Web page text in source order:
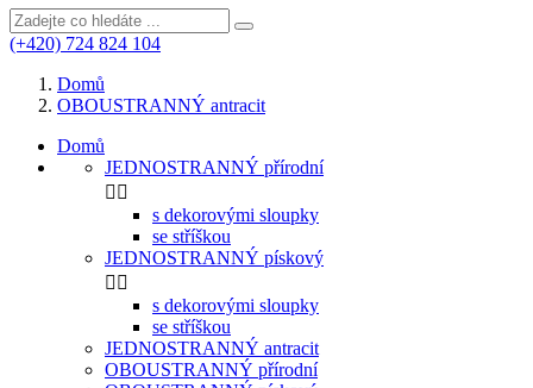
(+420) 724 824 104
Domů
OBOUSTRANNÝ antracit
Domů
JEDNOSTRANNÝ přírodní
 
s dekorovými sloupky
se stříškou
JEDNOSTRANNÝ pískový
 
s dekorovými sloupky
se stříškou
JEDNOSTRANNÝ antracit
OBOUSTRANNÝ přírodní